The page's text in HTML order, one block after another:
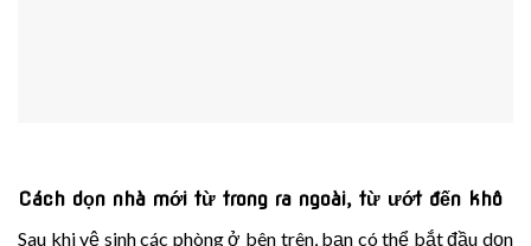
Cách dọn nhà mới từ trong ra ngoài, từ ướt đến khô
Sau khi vệ sinh các phòng ở bên trên, bạn có thể bắt đầu dọn